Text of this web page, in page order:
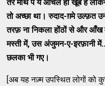
तेरे माथे पे ये आँचल ही खूब है
तो अच्छा था। रुदाद-ग़मे उल्फ़त
तरफ़ ना निकला होंठों से और
मस्ती में,उस अंजुमन-ए-इरफ़ानी
छलका भी गए।
[अब यह नज़्म उपस्थित लोगों को